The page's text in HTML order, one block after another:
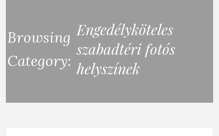
Browsing
Category:
Engedélyköteles
szabadtéri fotós
helyszínek